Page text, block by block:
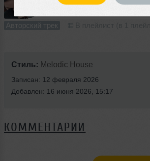
Авторский трек
Стиль: Melodic House
Записан: 12 февраля 2026
Добавлен: 16 июня 2026, 15:17
КОММЕНТАРИИ